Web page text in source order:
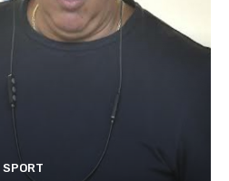
SPORT